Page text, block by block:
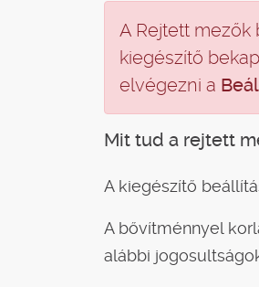
A Rejtett mezők
kiegészítő
elvégezni a
Mit tud a rejtett
A kiegészítő
A bővítménnyel
alábbi